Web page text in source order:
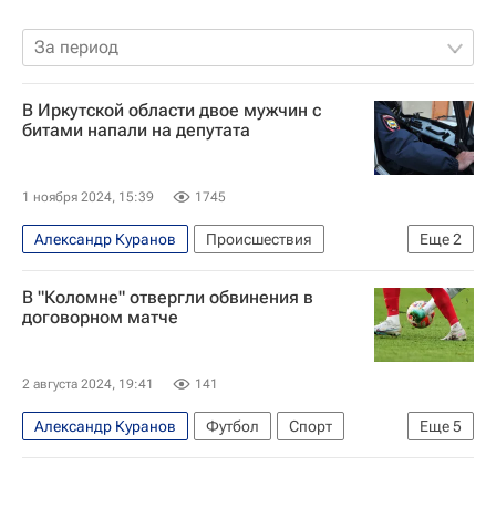
За период
В Иркутской области двое мужчин с
битами напали на депутата
1 ноября 2024, 15:39 1745
Еще2
Александр Куранов
Происшествия
Иркутская область
Ангарск
В "Коломне" отвергли обвинения в
договорном матче
2 августа 2024, 19:41 141
Еще5
Александр Куранов Футбол
Спорт
Олимпийские игры
Тула
Москва